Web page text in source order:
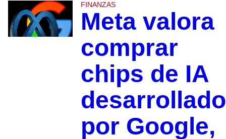
FINANZAS
Meta valora
comprar
chips de IA
por Google,